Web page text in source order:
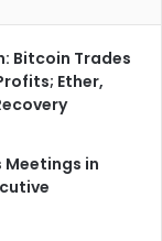
Bitcoin Trades
Ether,
Meetings in